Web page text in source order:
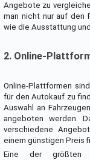
Angebote zu
man nicht nur auf den
wie die Ausstattung
2. Online-
Online-Plattformen
für den Autokauf zu
Auswahl an
angeboten werden.
verschiedene
einem günstigen Preis
Eine der größten